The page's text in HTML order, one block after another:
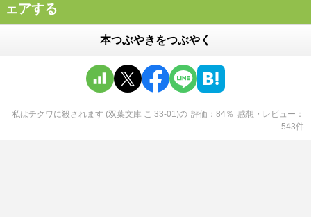
ェアする
本つぶやきをつぶやく
私はチクワに殺されます (双葉文庫 こ 33-01)の 評価 84％ 感想・レビュー
543件